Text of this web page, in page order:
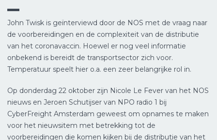
John Twisk is geïnterviewd door de NOS met de vraag naar
de voorbereidingen en de complexiteit van de distributie
van het coronavaccin. Hoewel er nog veel informatie
onbekend is bereidt de transportsector zich voor.
Temperatuur speelt hier o.a. een zeer belangrijke rol in.
Op donderdag 22 oktober zijn Nicole Le Fever van het NOS
nieuws en Jeroen Schutijser van NPO radio 1 bij
CyberFreight Amsterdam geweest om opnames te maken
voor het nieuwsitem met betrekking tot de
voorbereidingen die komen kijken bij de distributie van het